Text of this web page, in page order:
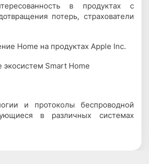
в продуктах с
потерь, страхователи
Home на продуктах Apple Inc.
экосистем Smart Home
и протоколы беспроводной
в различных системах